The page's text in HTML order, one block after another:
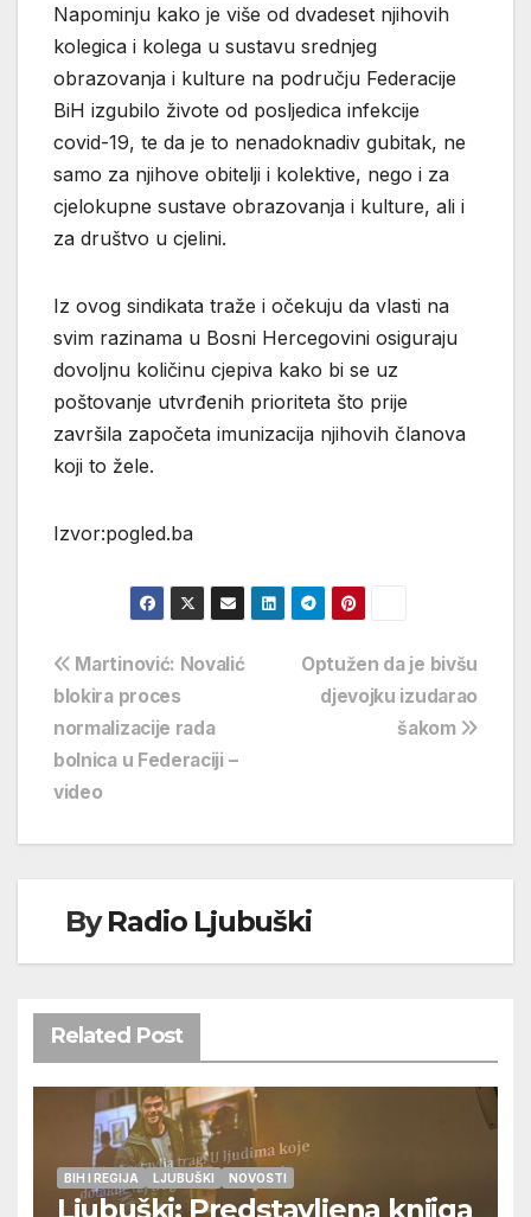
Napominju kako je više od dvadeset njihovih
kolegica i kolega u sustavu srednjeg
obrazovanja i kulture na području Federacije
BiH izgubilo živote od posljedica infekcije
covid-19, te da je to nenadoknadiv gubitak, ne
samo za njihove obitelji i kolektive, nego i za
cjelokupne sustave obrazovanja i kulture, ali i
za društvo u cjelini.
Iz ovog sindikata traže i očekuju da vlasti na
svim razinama u Bosni Hercegovini osiguraju
dovoljnu količinu cjepiva kako bi se uz
poštovanje utvrđenih prioriteta što prije
završila započeta imunizacija njihovih članova
koji to žele.
Izvor:pogled.ba
Navigacija
objava
Optužen da je bivšu
djevojku izudarao
šakom
Martinović: Novalić
blokira proces
normalizacije rada
bolnica u Federaciji –
video
ByRadio Ljubuški
Related Post
BIH I REGIJA LJUBUŠKI NOVOSTI
Ljubuški: Predstavljena knjiga